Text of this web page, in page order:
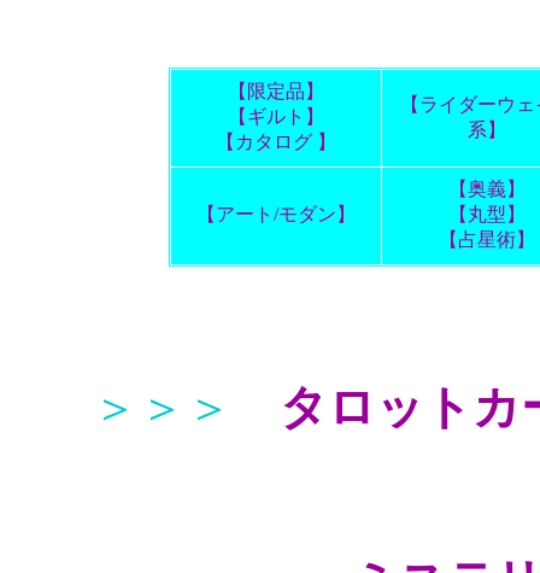
【限定品】
【ギルト】
【カタログ 】
【ライダーウ
系】
【アート/モダン】
【奥義】
【丸型】
【占星術】
＞＞＞ タロットカ